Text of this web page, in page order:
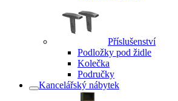
Příslušenství
Podložky pod židle
Kolečka
Područky
Kancelářský nábytek